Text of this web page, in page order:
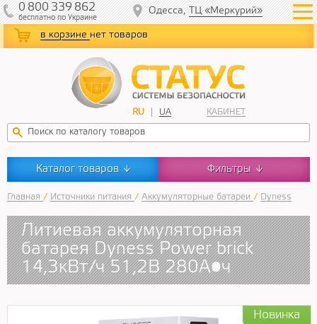
в корзине нет товаров
RU UA КАБИНЕТ
0 800 339 862
бесплатнопо Украине
Одесса, ТЦ «Меркурий»
Каталог товаров ↓ Фильтры ↓
Главная / Источники питания / Аккумуляторные батареи / Dyness
Литиевая аккумуляторная
батарея Dyness Power brick
14,3кВт/ч 51,2В 280А•ч